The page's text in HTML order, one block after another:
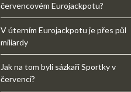
červencovém Eurojackpotu?
V úterním Eurojackpotu je přes půl
miliardy
Jak na tom byli sázkaři Sportky v
červenci?